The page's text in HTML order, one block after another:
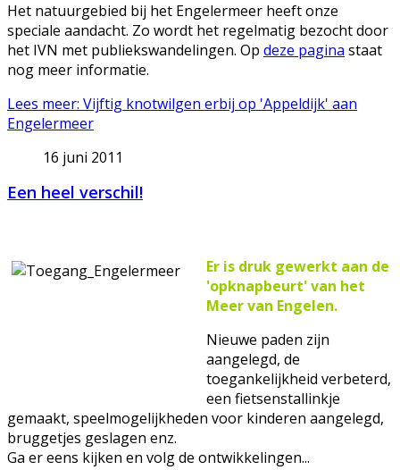
Het natuurgebied bij het Engelermeer heeft onze
speciale aandacht. Zo wordt het regelmatig bezocht door
het IVN met publiekswandelingen. Op deze pagina staat
nog meer informatie.
Lees meer: Vijftig knotwilgen erbij op 'Appeldijk' aan
Engelermeer
16 juni 2011
Een heel verschil!
Er is druk gewerkt aan de
'opknapbeurt' van het
Meer van Engelen.
Nieuwe paden zijn
aangelegd, de
toegankelijkheid verbeterd,
een fietsenstallinkje
gemaakt, speelmogelijkheden voor kinderen aangelegd,
bruggetjes geslagen enz.
Ga er eens kijken en volg de ontwikkelingen...